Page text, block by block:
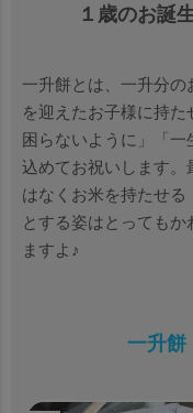
１歳のお誕
一升餅とは、一升分の
を迎えたお子様に持
困らないように」「
込めてお祝いします
はなくお米を持たせる
とする姿はとってもか
ますよ♪
一升餅